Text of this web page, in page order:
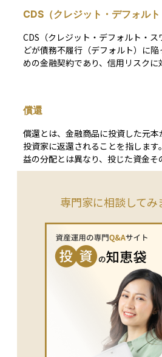
&Pグローバルのデータより）。た
の情報に基づいた「静的な指標」で
応しにくい側面があります。 そのため、市場ではよりリアル
タイムなリスク指標として、同年
クレジットスプレッドが重視され
（CDS）の保険料率は、債務不履行
の間で広く活用されています。 こうしたリスクに備えるうえ
での基本は、ポートフォリオ全体
付けの異なる債券を組み合わせるこ
に見える一方で、信用力が低いため
面では、投資適格債へのシフトや
にCDSなどを活用した部分的なヘッ
である」という原則を常に意識する
るリターンが、想定される損失（
価格変動リスクに見合っているか
に比較検討を行うことが、長期的
失を被る可能性があります。特に、
を与え、国際的な金融不安を引き
ます。 また、支払いの一時的な遅延や手続上の不備によって
形式的に契約違反が生じる「テクニ
かけとなり得ます。 投資においては、こうしたデフォルトの
可能性（デフォルトリスク）をあら
体の財務状況や格付、市場環境を
とが重要です。
CDS（クレジット・デフォルト
CDS（クレジット・デフォルト・
どが債務不履行（デフォルト）に
めの金融契約であり、信用リスク
約は、リスクを回避したい投資家（
手）の間で交わされ、参照債務と
券などを保証対象とします。取引
れ、透明性や流動性には限界があ
スクを高く見ていることを示すシグ
で表示されます（例：150bpsは年
iTraxxなどのインデックスを通じて
を測る指標としても活用されます。
スクが高まった場面では、CDS市場
初心者の方は、「万が一お金が返
る保険のような契約」とイメージす
償還
償還とは、金融商品に投資した元
投資家に返還されることを指しま
益の分配とは異なり、投じた資金
す。多くはあらかじめ定められた満
は、満期時に額面金額で元本が返却
有中は利息を受け取り、満期に元本
す。ただし、途中で売却した場合
償還は受けられません。コーラブ
還の権利がある場合は、投資家の
ることもあります。 投資信託の場合、信託期間が満了したと
きに残存資産が投資家に償還されま
くなったり、継続が難しいと判断さ
「繰上償還」が行われることがあり
応じて償還金が口座に入金されます。 外貨建ての金融商
は、償還時の受取額は為替の水準に
よっては償還価格が額面と異なる場
商品のように複雑な償還条項が組
専門家に相談してみ